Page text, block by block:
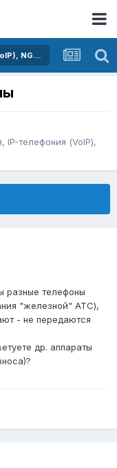
Телефония: классическая, IP-телефония (VoIP), NGN сети
IP-телефония (VoIP),
разные телефоны
"железной" АТС),
- не передаются
др. аппараты